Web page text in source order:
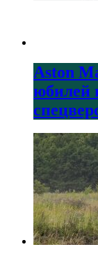
Aston
юбилей